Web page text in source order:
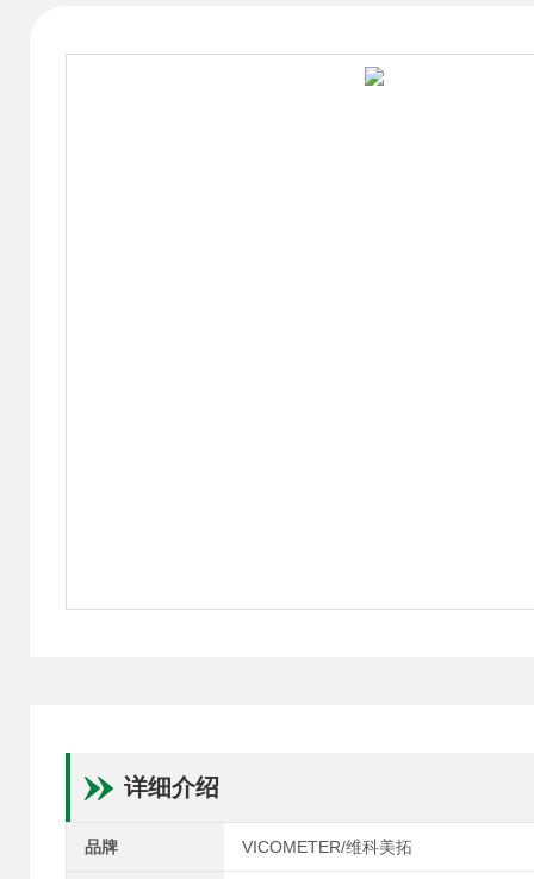
详细介绍
品牌 VICOMETER/维科美拓